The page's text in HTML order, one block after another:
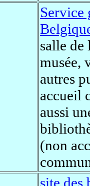
Service
salle de
musée,
autres
accueil
aussi
(non
site des